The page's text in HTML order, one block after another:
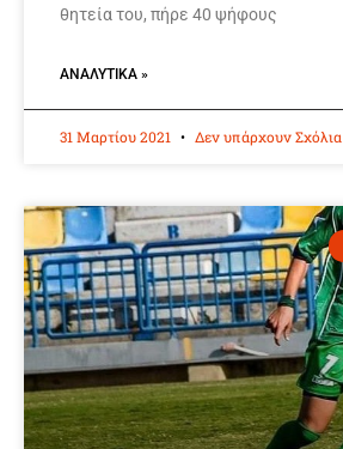
θητεία του, πήρε 40 ψήφους
ΑΝΑΛΥΤΙΚΆ »
31 Μαρτίου 2021 Δεν υπάρχουν Σχόλια